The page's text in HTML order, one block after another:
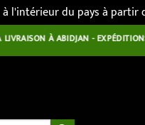
du pays à partir
À ABIDJAN -